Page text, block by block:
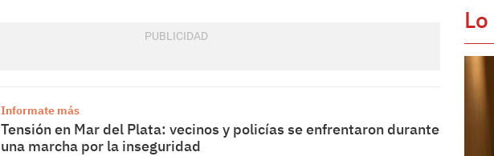
Informate más
Tensión en Mar del Plata: vecinos y policías se enfrentaron durante
una marcha por la inseguridad